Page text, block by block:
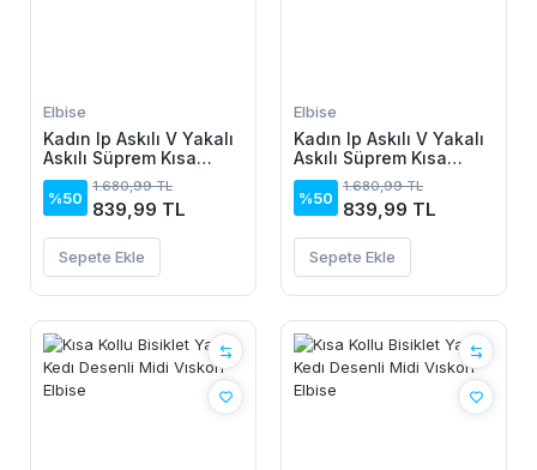
Elbise
Kadın Ip Askılı V Yakalı
Askılı Süprem Kısa
Elbise
%50
1.680,99 TL
839,99 TL
Sepete Ekle
Elbise
Kadın Ip Askılı V Yakalı
Askılı Süprem Kısa
Elbise
%50
1.680,99 TL
839,99 TL
Sepete Ekle